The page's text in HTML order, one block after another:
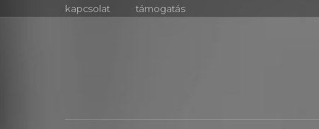
kapcsolat támogatás